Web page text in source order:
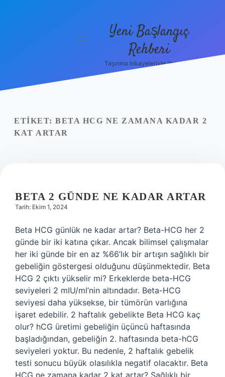
Politikası
Yasal Uyarı
menüyü
Yeni Başlangıç
Rehberi
Taşınma hikayeleriyle ilham bul!
ETIKET: BETA HCG NE ZAMANA KADAR 2
KAT ARTAR
BETA 2 GÜNDE NE KADAR ARTAR
Tarih: Ekim 1, 2024
Beta HCG günlük ne kadar artar? Beta-HCG her 2
günde bir iki katına çıkar. Ancak bilimsel çalışmalar
her iki günde bir en az %66’lık bir artışın sağlıklı bir
gebeliğin göstergesi olduğunu düşünmektedir. Beta
HCG 2 çıktı yükselir mi? Erkeklerde beta-HCG
seviyeleri 2 mIU/ml’nin altındadır. Beta-HCG
seviyesi daha yüksekse, bir tümörün varlığına
işaret edebilir. 2 haftalık gebelikte Beta HCG kaç
olur? hCG üretimi gebeliğin üçüncü haftasında
başladığından, gebeliğin 2. haftasında beta-hCG
seviyeleri yoktur. Bu nedenle, 2 haftalık gebelik
testi sonucu büyük olasılıkla negatif olacaktır. Beta
HCG ne zamana kadar 2 kat artar? Sağlıklı bir